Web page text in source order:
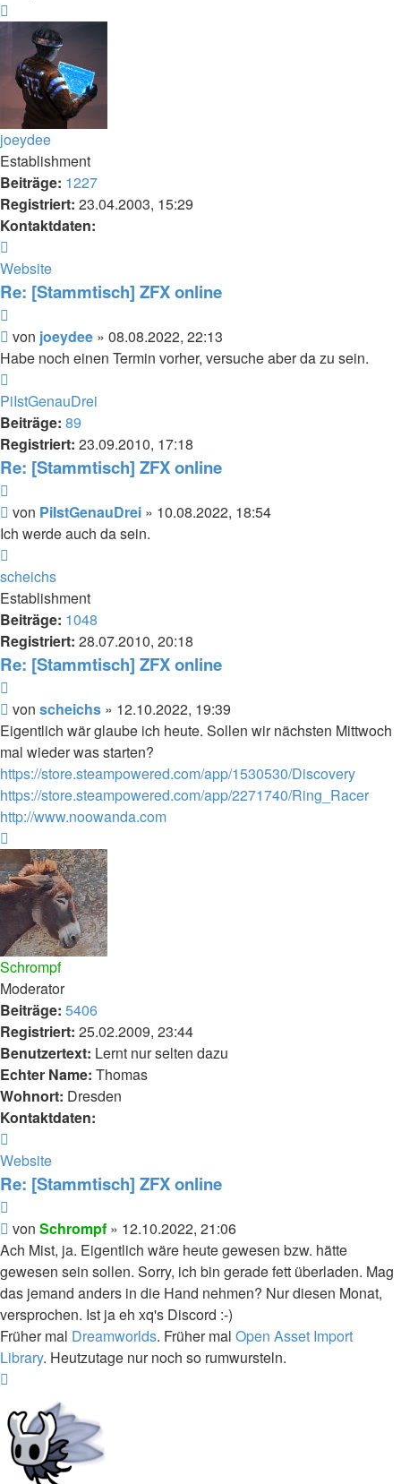
oben
joeydee
Establishment
Beiträge: 1227
Registriert: 23.04.2003, 15:29
Kontaktdaten:
von
joeydee
Website
Re: [Stammtisch] ZFX online
Beitrag
von joeydee » 08.08.2022, 22:13
Habe noch einen Termin vorher, versuche aber da zu sein.
oben
PiIstGenauDrei
Beiträge: 89
Registriert: 23.09.2010, 17:18
Re: [Stammtisch] ZFX online
Beitrag
von PiIstGenauDrei » 10.08.2022, 18:54
Ich werde auch da sein.
oben
scheichs
Establishment
Beiträge: 1048
Registriert: 28.07.2010, 20:18
Re: [Stammtisch] ZFX online
Beitrag
von scheichs » 12.10.2022, 19:39
Eigentlich wär glaube ich heute. Sollen wir nächsten Mittwoch
mal wieder was starten?
https://store.steampowered.com/app/1530530/Discovery
https://store.steampowered.com/app/2271740/Ring_Racer
http://www.noowanda.com
oben
Schrompf
Moderator
Beiträge: 5406
Registriert: 25.02.2009, 23:44
Benutzertext: Lernt nur selten dazu
Echter Name: Thomas
Wohnort: Dresden
Kontaktdaten:
von
Schrompf
Website
Re: [Stammtisch] ZFX online
Beitrag
von Schrompf » 12.10.2022, 21:06
Ach Mist, ja. Eigentlich wäre heute gewesen bzw. hätte
gewesen sein sollen. Sorry, ich bin gerade fett überladen. Mag
das jemand anders in die Hand nehmen? Nur diesen Monat,
versprochen. Ist ja eh xq's Discord :-)
Früher mal Dreamworlds. Früher mal Open Asset Import
Library. Heutzutage nur noch so rumwursteln.